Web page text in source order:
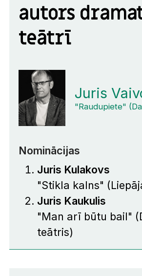
autors
teātrī
Juris
"Raudupiete"
Nominācijas
Juris Kulakovs
"Stikla kalns"
Juris Kaukulis
"Man arī būtu bail"
teātris)